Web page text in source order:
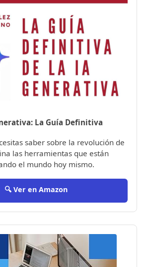
La Guía Definitiva
saber sobre la revolución de
las herramientas que están
el mundo hoy mismo.
🔍 Ver en Amazon